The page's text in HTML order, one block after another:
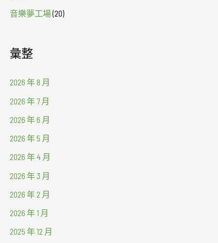
音樂夢工場(20)
彙整
2026 年 8 月
2026 年 7 月
2026 年 6 月
2026 年 5 月
2026 年 4 月
2026 年 3 月
2026 年 2 月
2026 年 1 月
2025 年 12 月